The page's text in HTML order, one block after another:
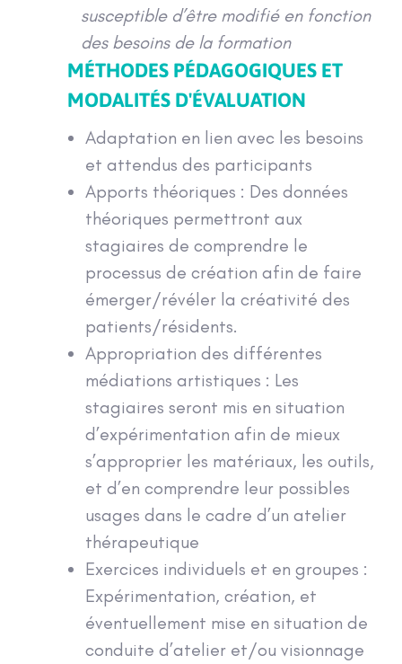
susceptible d’être modifié en fonction
des besoins de la formation
MÉTHODES PÉDAGOGIQUES ET
MODALITÉS D'ÉVALUATION
Adaptation en lien avec les besoins
et attendus des participants
Apports théoriques : Des données
théoriques permettront aux
stagiaires de comprendre le
processus de création afin de faire
émerger/révéler la créativité des
patients/résidents.
Appropriation des différentes
médiations artistiques : Les
stagiaires seront mis en situation
d’expérimentation afin de mieux
s’approprier les matériaux, les outils,
et d’en comprendre leur possibles
usages dans le cadre d’un atelier
thérapeutique
Exercices individuels et en groupes :
Expérimentation, création, et
éventuellement mise en situation de
conduite d’atelier et/ou visionnage